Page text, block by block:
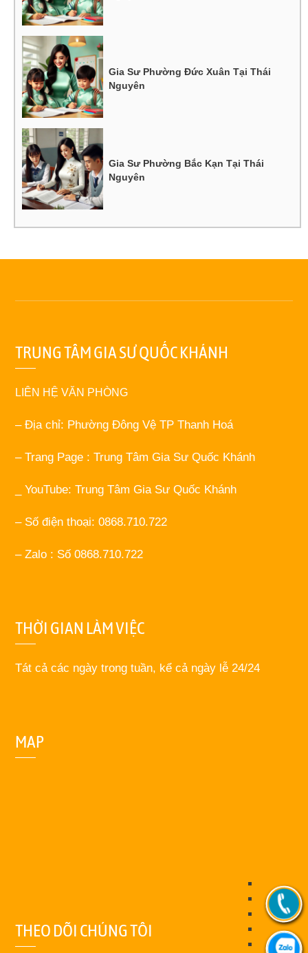
Gia Sư Phường Đức Xuân Tại Thái
Nguyên
Gia Sư Phường Bắc Kạn Tại Thái
Nguyên
TRUNG TÂM GIA SƯ QUỐC KHÁNH
LIÊN HỆ VĂN PHÒNG
– Địa chỉ: Phường Đông Vệ TP Thanh Hoá
– Trang Page : Trung Tâm Gia Sư Quốc Khánh
_ YouTube: Trung Tâm Gia Sư Quốc Khánh
– Số điện thoại: 0868.710.722
– Zalo : Số 0868.710.722
THỜI GIAN LÀM VIỆC
Tát cả các ngày trong tuần, kể cả ngày lễ 24/24
MAP
THEO DÕI CHÚNG TÔI